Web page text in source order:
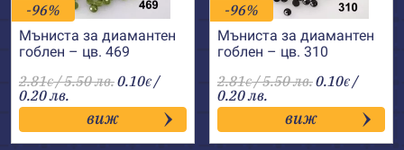
-96%
Мъниста за диамантен
гоблен – цв. 469
2.81€/ 5.50 лв.0.10€ /
0.20 лв.
виж
-96%
Мъниста за диамантен
гоблен – цв. 310
2.81€/ 5.50 лв.0.10€ /
0.20 лв.
виж